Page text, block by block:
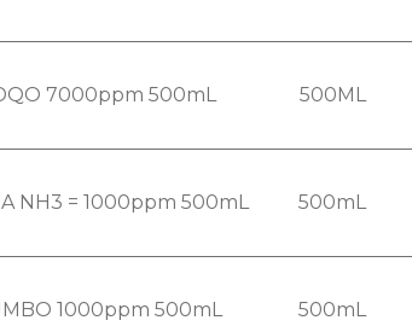
7000ppm 500mL 500ML
NH3 = 1000ppm 500mL 500mL
1000ppm 500mL 500mL